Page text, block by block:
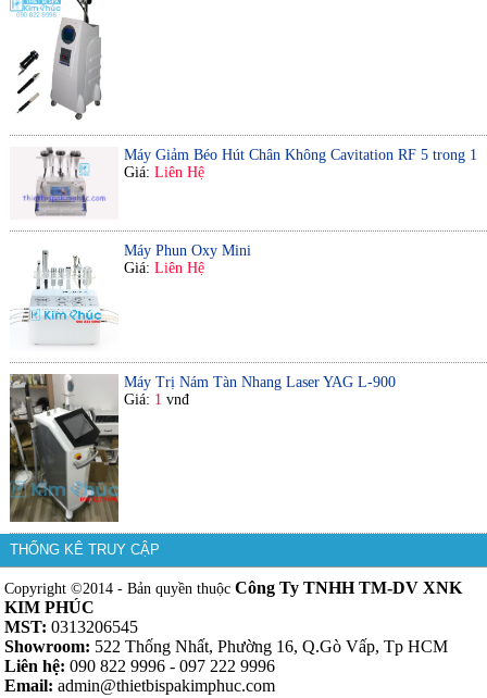
Máy Giảm Béo Hút Chân Không Cavitation RF 5 trong 1
Giá: Liên Hệ
Máy Phun Oxy Mini
Giá: Liên Hệ
Máy Trị Nám Tàn Nhang Laser YAG L-900
Giá: 1 vnđ
THỐNG KÊ TRUY CẬP
Copyright ©2014 - Bản quyền thuộcCông Ty TNHH TM-DV XNK
KIM PHÚC
MST: 0313206545
Showroom: 522 Thống Nhất, Phường 16, Q.Gò Vấp, Tp HCM
Liên hệ: 090 822 9996 - 097 222 9996
Email: admin@thietbispakimphuc.com